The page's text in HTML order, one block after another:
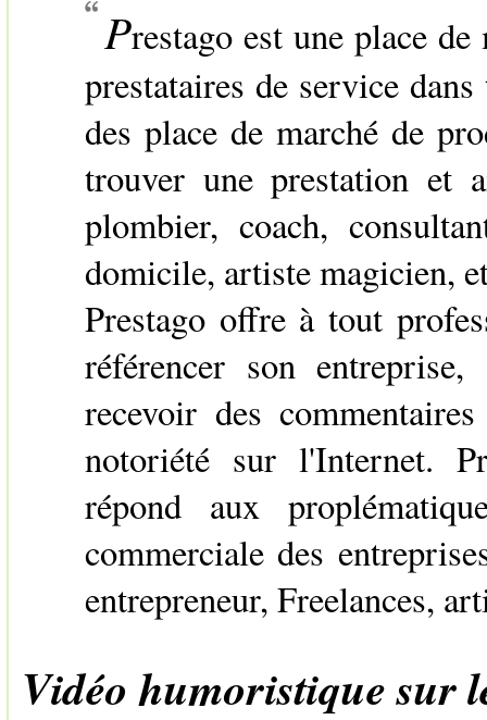
Prestago est une place
prestataires de service
des place de marché de
trouver une prestation et
plombier, coach,
domicile, artiste magicien,
Prestago offre à tout
référencer son
recevoir des
notoriété sur l'Internet.
répond aux
commerciale des
entrepreneur, Freelances,
Vidéo humoristique sur